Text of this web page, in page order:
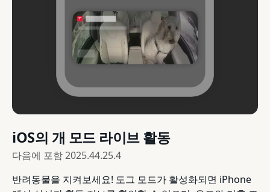
iOS의 개 모드 라이브 활동
다음에 포함2025.44.25.4
반려동물을 지켜보세요! 도그 모드가 활성화되면 iPhone